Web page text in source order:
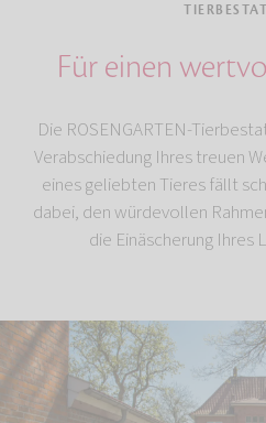
Für einen
Die ROSENGARTEN-
Verabschiedung Ihres treuen
eines geliebten Tieres fällt
dabei, den würdevollen
die Einäscherung Ihres